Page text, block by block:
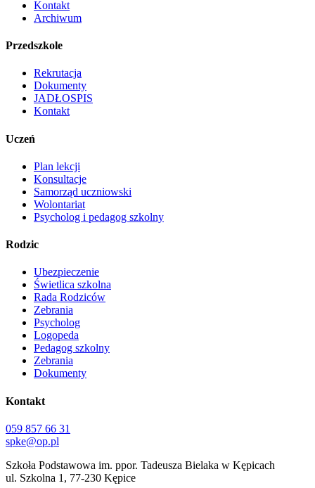
Kontakt
Archiwum
Przedszkole
Rekrutacja
Dokumenty
JADŁOSPIS
Kontakt
Uczeń
Plan lekcji
Konsultacje
Samorząd uczniowski
Wolontariat
Psycholog i pedagog szkolny
Rodzic
Ubezpieczenie
Świetlica szkolna
Rada Rodziców
Zebrania
Psycholog
Logopeda
Pedagog szkolny
Zebrania
Dokumenty
Kontakt
059 857 66 31
spke@op.pl
Szkoła Podstawowa im. ppor. Tadeusza Bielaka w Kępicach
ul. Szkolna 1, 77-230 Kępice